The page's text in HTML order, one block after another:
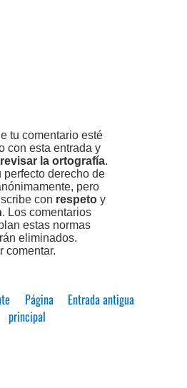
tu comentario esté
con esta entrada y
revisar la ortografía.
perfecto derecho de
pero
con respeto y
. Los comentarios
estas normas
eliminados.
comentar.
Entrada antigua
Página
principal